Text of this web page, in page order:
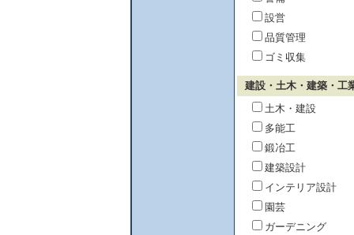
設営
品質管理
ゴミ収集
建設・土木・建築・工
土木・建設
多能工
鍛冶工
建築設計
インテリア設計
園芸
ガーデニング